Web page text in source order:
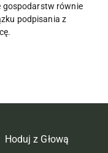
gospodarstw równie
podpisania z
Hoduj z Głową